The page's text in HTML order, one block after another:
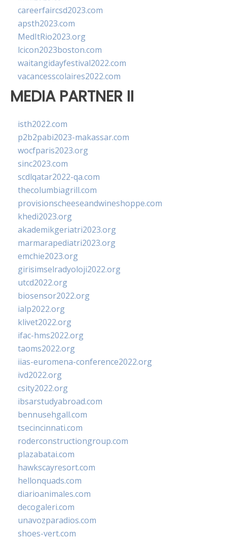
careerfaircsd2023.com
apsth2023.com
MedItRio2023.org
lcicon2023boston.com
waitangidayfestival2022.com
vacancesscolaires2022.com
MEDIA PARTNER II
isth2022.com
p2b2pabi2023-makassar.com
wocfparis2023.org
sinc2023.com
scdlqatar2022-qa.com
thecolumbiagrill.com
provisionscheeseandwineshoppe.com
khedi2023.org
akademikgeriatri2023.org
marmarapediatri2023.org
emchie2023.org
girisimselradyoloji2022.org
utcd2022.org
biosensor2022.org
ialp2022.org
klivet2022.org
ifac-hms2022.org
taoms2022.org
iias-euromena-conference2022.org
ivd2022.org
csity2022.org
ibsarstudyabroad.com
bennusehgall.com
tsecincinnati.com
roderconstructiongroup.com
plazabatai.com
hawkscayresort.com
hellonquads.com
diarioanimales.com
decogaleri.com
unavozparadios.com
shoes-vert.com